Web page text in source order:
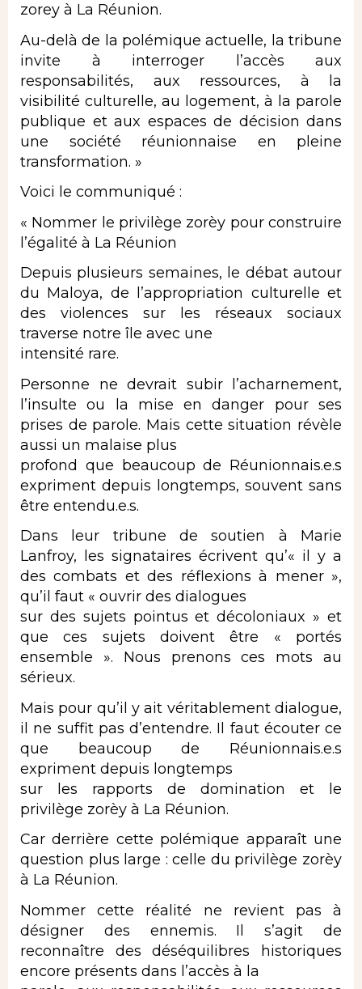
zorey à La Réunion.
Au-delà de la polémique actuelle, la tribune
invite à interroger l’accès aux
responsabilités, aux ressources, à la
visibilité culturelle, au logement, à la parole
publique et aux espaces de décision dans
une société réunionnaise en pleine
transformation. »
Voici le communiqué :
« Nommer le privilège zorèy pour construire
l’égalité à La Réunion
Depuis plusieurs semaines, le débat autour
du Maloya, de l’appropriation culturelle et
des violences sur les réseaux sociaux
traverse notre île avec une
intensité rare.
Personne ne devrait subir l’acharnement,
l’insulte ou la mise en danger pour ses
prises de parole. Mais cette situation révèle
aussi un malaise plus
profond que beaucoup de Réunionnais.e.s
expriment depuis longtemps, souvent sans
être entendu.e.s.
Dans leur tribune de soutien à Marie
Lanfroy, les signataires écrivent qu’« il y a
des combats et des réflexions à mener »,
qu’il faut « ouvrir des dialogues
sur des sujets pointus et décoloniaux » et
que ces sujets doivent être « portés
ensemble ». Nous prenons ces mots au
sérieux.
Mais pour qu’il y ait véritablement dialogue,
il ne suffit pas d’entendre. Il faut écouter ce
que beaucoup de Réunionnais.e.s
expriment depuis longtemps
sur les rapports de domination et le
privilège zorèy à La Réunion.
Car derrière cette polémique apparaît une
question plus large : celle du privilège zorèy
à La Réunion.
Nommer cette réalité ne revient pas à
désigner des ennemis. Il s’agit de
reconnaître des déséquilibres historiques
encore présents dans l’accès à la